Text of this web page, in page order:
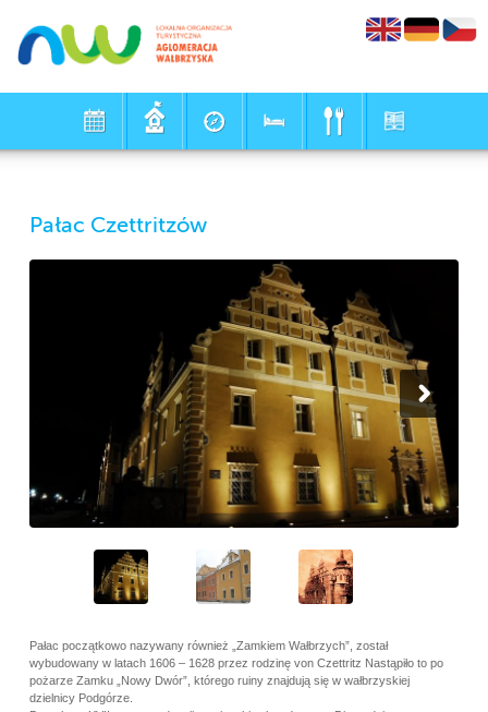
Pałac Czettritzów
Pałac początkowo nazywany również „Zamkiem Wałbrzych”, został
wybudowany w latach 1606 – 1628 przez rodzinę von Czettritz Nastąpiło to po
pożarze Zamku „Nowy Dwór”, którego ruiny znajdują się w wałbrzyskiej
dzielnicy Podgórze.